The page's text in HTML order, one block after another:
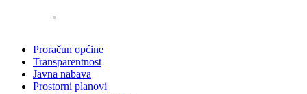
Proračun općine
Transparentnost
Javna nabava
Prostorni planovi